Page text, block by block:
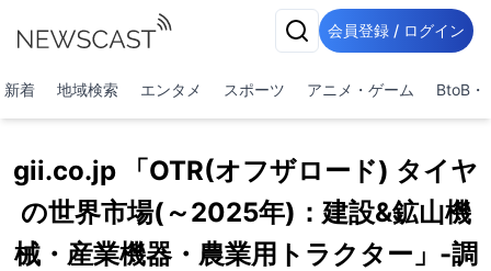
会員登録 / ログイン
新着 地域検索 エンタメ スポーツ アニメ・ゲーム BtoB・
gii.co.jp 「OTR(オフザロード) タイヤ
の世界市場(～2025年)：建設&鉱山機
械・産業機器・農業用トラクター」-調